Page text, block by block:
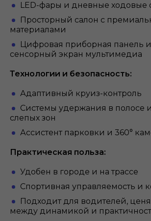
LED-фары и дневные ходовые
Просторный салон с
материалами
Цифровая приборная панель
сенсорный экран мультимедиа
Технологии и безопасность:
Адаптивный круиз-контроль
Системы удержания в полосе
слепых зон
Ассистент парковки и 360°
Практическая польза:
Удобен в городе и на трассе
Спортивная управляемость и
Подходит для водителей,
между динамикой и